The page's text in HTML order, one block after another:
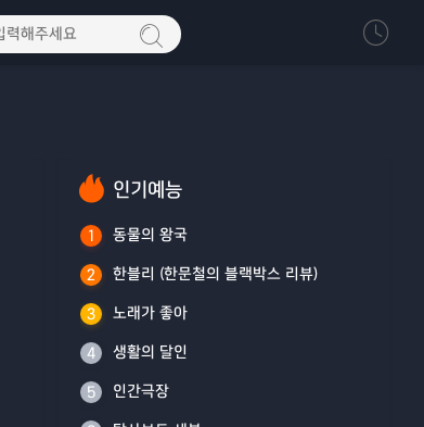
인기예능
1 동물의 왕국
2 한블리 (한문철의 블랙박스 리뷰)
3 노래가 좋아
4 생활의 달인
5 인간극장